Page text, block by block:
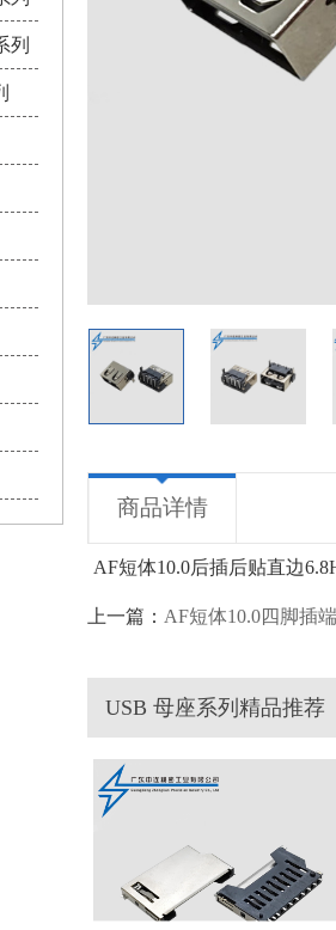
列
商品详情
AF短体10.0后插后贴直边
上一篇： AF短体10.0四脚插
USB 母座系列精品推荐